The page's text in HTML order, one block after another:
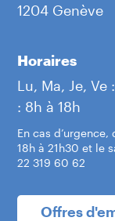
1204 Genève
Horaires
Lu, Ma, Je, Ve
: 8h à 18h
En cas
18h à 21h30 et le
22 319 60 62
Offres